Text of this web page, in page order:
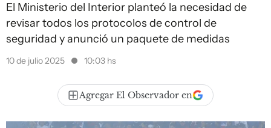
El Ministerio del Interior planteó la necesidad de
revisar todos los protocolos de control de
seguridad y anunció un paquete de medidas
10 de julio 2025 10:03 hs
Agregar El Observador en